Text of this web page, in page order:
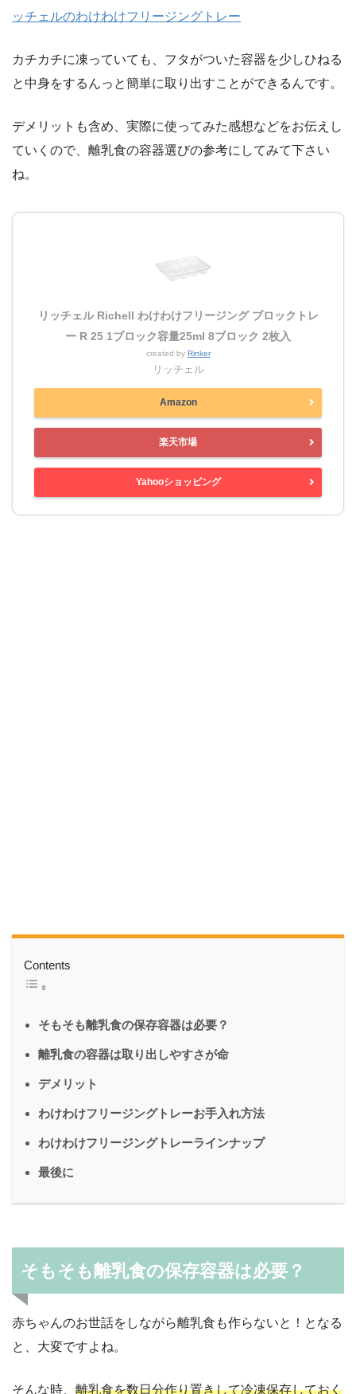
ッチェルのわけわけフリージングトレー
カチカチに凍っていても、フタがついた容器を少しひねる
と中身をするんっと簡単に取り出すことができるんです。
デメリットも含め、実際に使ってみた感想などをお伝えし
ていくので、離乳食の容器選びの参考にしてみて下さい
ね。
リッチェル Richell わけわけフリージング ブロックトレ
ー R 25 1ブロック容量25ml 8ブロック 2枚入
created by Rinker
リッチェル
Amazon
楽天市場
Yahooショッピング
Contents
そもそも離乳食の保存容器は必要？
離乳食の容器は取り出しやすさが命
デメリット
わけわけフリージングトレーお手入れ方法
わけわけフリージングトレーラインナップ
最後に
そもそも離乳食の保存容器は必要？
赤ちゃんのお世話をしながら離乳食も作らないと！となる
と、大変ですよね。
そんな時、 離乳食を数日分作り置きして冷凍保存しておく